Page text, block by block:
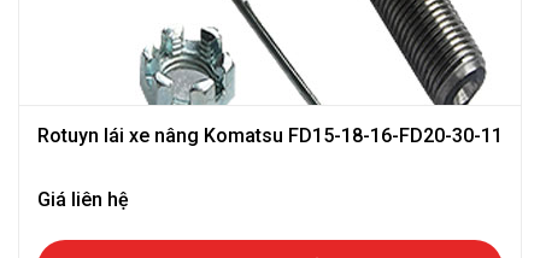
Rotuyn lái xe nâng Komatsu FD15-18-16-FD20-30-11
Giá liên hệ